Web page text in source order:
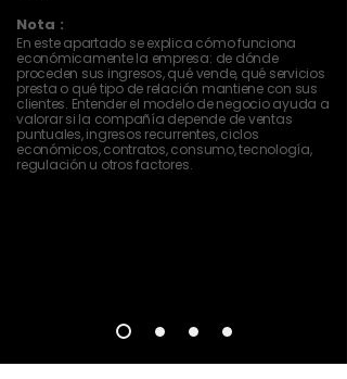
Nota :
En este apartado se explica cómo funciona
económicamente la empresa: de dónde
proceden sus ingresos, qué vende, qué servicios
presta o qué tipo de relación mantiene con sus
clientes. Entender el modelo de negocio ayuda a
valorar si la compañía depende de ventas
puntuales, ingresos recurrentes, ciclos
económicos, contratos, consumo, tecnología,
regulación u otros factores.